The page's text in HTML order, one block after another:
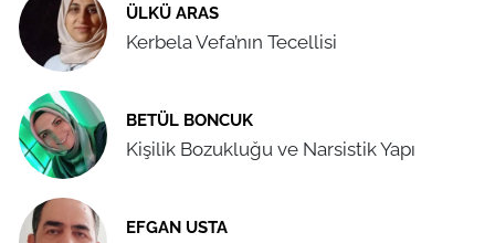
ÜLKÜ ARAS
Kerbela Vefa’nın Tecellisi
BETÜL BONCUK
Kişilik Bozukluğu ve Narsistik Yapı
EFGAN USTA